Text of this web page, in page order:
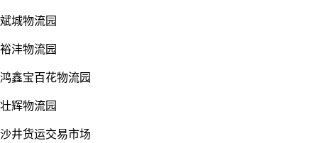
斌城物流园
裕沣物流园
鸿鑫宝百花物流园
壮辉物流园
沙井货运交易市场